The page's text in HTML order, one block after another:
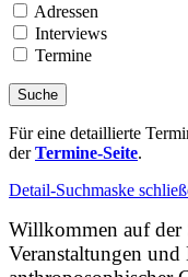
Adressen
Interviews
Termine
Für eine detaillierte
derTermine-Seite.
Detail-Suchmaske
Willkommen auf der
Veranstaltungen